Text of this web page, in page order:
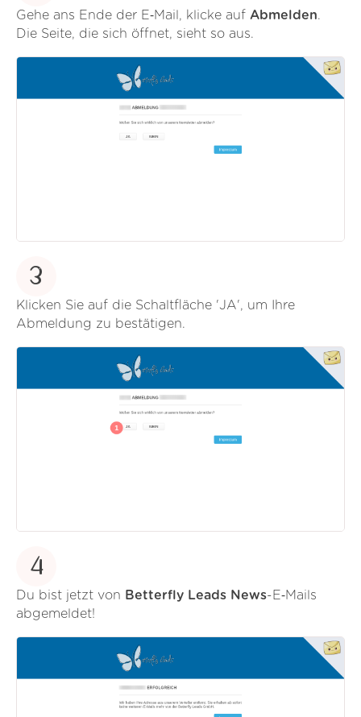
Gehe ans Ende der E‑Mail, klicke auf Abmelden.
Die Seite, die sich öffnet, sieht so aus.
3
Klicken Sie auf die Schaltfläche 'JA', um Ihre
Abmeldung zu bestätigen.
4
Du bist jetzt von Betterfly Leads News-E‑Mails
abgemeldet!